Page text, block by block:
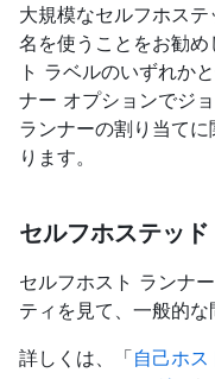
大規模なセルフホス
名を使うことをお勧
ト ラベルのいずれか
ナー オプションでジ
ランナーの割り当て
ります。
セルフホステッ
セルフホスト ランナ
ティを見て、一般的な
詳しくは、「自己ホ